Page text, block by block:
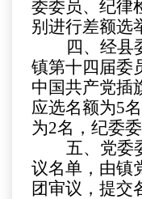
委委员、纪律
别进行差额选
四、经县
镇第十四届委
中国共产党插
应选名额为5
为2名，纪委
五、党委
议名单，由镇
团审议，提交